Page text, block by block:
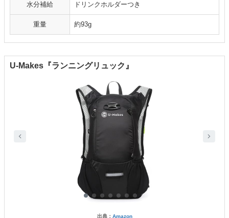
水分補給 ドリンクホルダーつき
重量 約93g
U-Makes『ランニングリュック』
出典： Amazon